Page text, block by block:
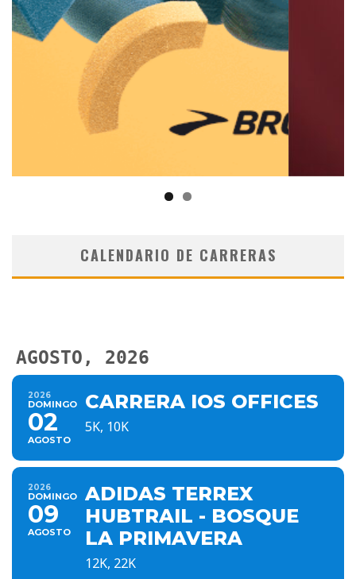
CALENDARIO DE CARRERAS
AGOSTO, 2026
2026
DOMINGO
02
AGOSTO
CARRERA IOS OFFICES
5K, 10K
2026
DOMINGO
09
AGOSTO
ADIDAS TERREX
HUBTRAIL - BOSQUE
LA PRIMAVERA
12K, 22K